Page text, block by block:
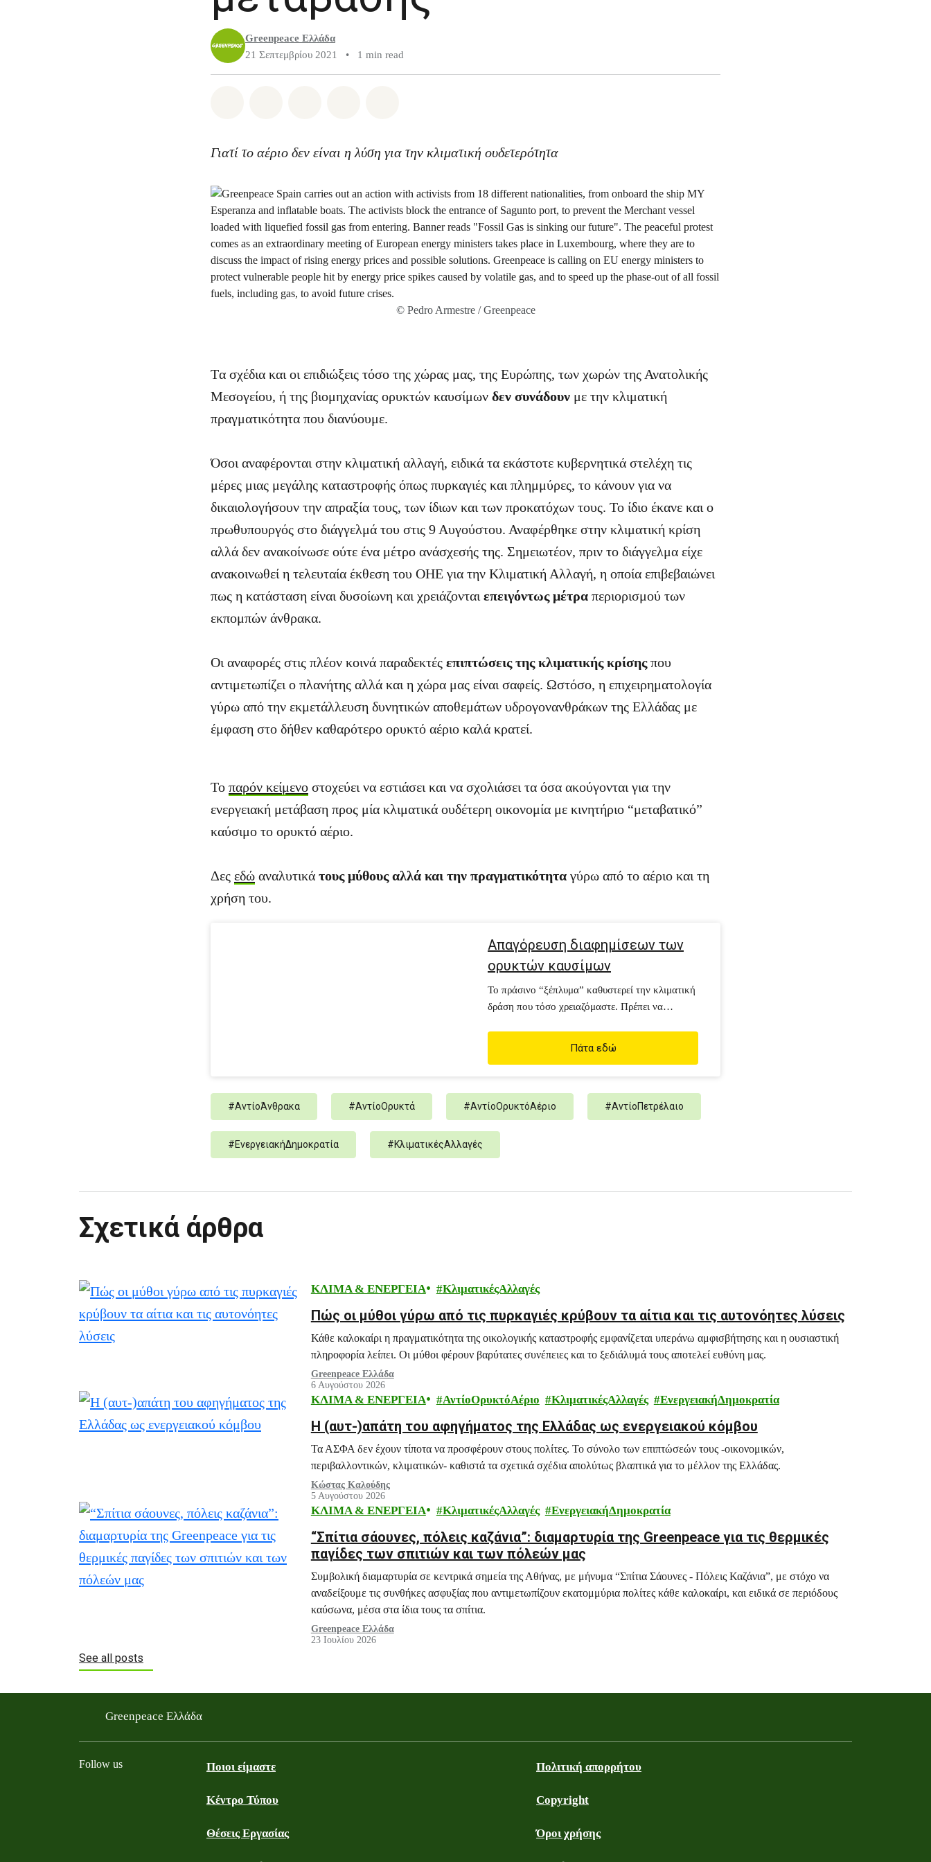
Greenpeace Ελλάδα
21 Σεπτεμβρίου 2021
• 1 min read
Γιατί το αέριο δεν είναι η λύση για την κλιματική ουδετερότητα
© Pedro Armestre / Greenpeace
Tα σχέδια και οι επιδιώξεις τόσο της χώρας μας, της Ευρώπης, των χωρών της Ανατολικής
Μεσογείου, ή της βιομηχανίας ορυκτών καυσίμων δεν συνάδουν με την κλιματική
πραγματικότητα που διανύουμε.
Όσοι αναφέρονται στην κλιματική αλλαγή, ειδικά τα εκάστοτε κυβερνητικά στελέχη τις
μέρες μιας μεγάλης καταστροφής όπως πυρκαγιές και πλημμύρες, το κάνουν για να
δικαιολογήσουν την απραξία τους, των ίδιων και των προκατόχων τους. Το ίδιο έκανε και ο
πρωθυπουργός στο διάγγελμά του στις 9 Αυγούστου. Αναφέρθηκε στην κλιματική κρίση
αλλά δεν ανακοίνωσε ούτε ένα μέτρο ανάσχεσής της. Σημειωτέον, πριν το διάγγελμα είχε
ανακοινωθεί η τελευταία έκθεση του ΟΗΕ για την Κλιματική Αλλαγή, η οποία επιβεβαιώνει
πως η κατάσταση είναι δυσοίωνη και χρειάζονται επειγόντως μέτρα περιορισμού των
εκπομπών άνθρακα.
Οι αναφορές στις πλέον κοινά παραδεκτές επιπτώσεις της κλιματικής κρίσηςπου
αντιμετωπίζει ο πλανήτης αλλά και η χώρα μας είναι σαφείς. Ωστόσο, η επιχειρηματολογία
γύρω από την εκμετάλλευση δυνητικών αποθεμάτων υδρογονανθράκων της Ελλάδας με
έμφαση στο δήθεν καθαρότερο ορυκτό αέριο καλά κρατεί.
Το παρόν κείμενο στοχεύει να εστιάσει και να σχολιάσει τα όσα ακούγονται για την
ενεργειακή μετάβαση προς μία κλιματικά ουδέτερη οικονομία με κινητήριο “μεταβατικό”
καύσιμο το ορυκτό αέριο.
Δες εδώ αναλυτικά τους μύθους αλλά και την πραγματικότητα γύρω από το αέριο και τη
χρήση του.
Απαγόρευση διαφημίσεων των
ορυκτών καυσίμων
Το πράσινο “ξέπλυμα” καθυστερεί την κλιματική
δράση που τόσο χρειαζόμαστε. Πρέπει να
Πάτα εδώ
#ΑντίοΆνθρακα #ΑντίοΟρυκτά #ΑντίοΟρυκτόΑέριο #ΑντίοΠετρέλαιο
#ΕνεργειακήΔημοκρατία #ΚλιματικέςΑλλαγές
Σχετικά άρθρα
ΚΛΙΜΑ & ΕΝΕΡΓΕΙΑ ΚλιματικέςΑλλαγές
Πώς οι μύθοι γύρω από τις πυρκαγιές κρύβουν τα αίτια και τις αυτονόητες λύσεις
Κάθε καλοκαίρι η πραγματικότητα της οικολογικής καταστροφής εμφανίζεται υπεράνω αμφισβήτησης και η ουσιαστική
πληροφορία λείπει. Οι μύθοι φέρουν βαρύτατες συνέπειες και το ξεδιάλυμά τους αποτελεί ευθύνη μας.
Greenpeace Ελλάδα
6 Αυγούστου 2026
ΚΛΙΜΑ & ΕΝΕΡΓΕΙΑ ΑντίοΟρυκτόΑέριο ΚλιματικέςΑλλαγές ΕνεργειακήΔημοκρατία
H (αυτ-)απάτη του αφηγήματος της Ελλάδας ως ενεργειακού κόμβου
Τα ΑΣΦΑ δεν έχουν τίποτα να προσφέρουν στους πολίτες. Το σύνολο των επιπτώσεών τους -οικονομικών,
περιβαλλοντικών, κλιματικών- καθιστά τα σχετικά σχέδια απολύτως βλαπτικά για το μέλλον της Ελλάδας.
Κώστας Καλούδης
5 Αυγούστου 2026
ΚΛΙΜΑ & ΕΝΕΡΓΕΙΑ ΚλιματικέςΑλλαγές ΕνεργειακήΔημοκρατία
“Σπίτια σάουνες, πόλεις καζάνια”: διαμαρτυρία της Greenpeace για τις θερμικές
παγίδες των σπιτιών και των πόλεών μας
Συμβολική διαμαρτυρία σε κεντρικά σημεία της Αθήνας, με μήνυμα “Σπίτια Σάουνες - Πόλεις Καζάνια”, με στόχο να
αναδείξουμε τις συνθήκες ασφυξίας που αντιμετωπίζουν εκατομμύρια πολίτες κάθε καλοκαίρι, και ειδικά σε περιόδους
καύσωνα, μέσα στα ίδια τους τα σπίτια.
Greenpeace Ελλάδα
23 Ιουλίου 2026
See all posts
Greenpeace Ελλάδα
Follow us Ποιοι είμαστε
Κέντρο Τύπου
Θέσεις Εργασίας
Πολιτική απορρήτου
Copyright
Όροι χρήσης